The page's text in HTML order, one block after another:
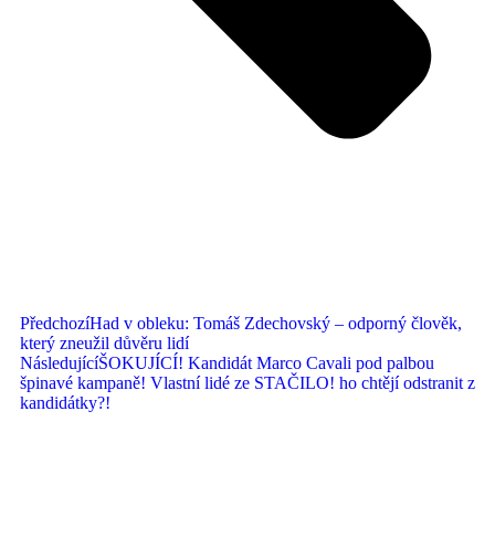
PředchozíHad v obleku: Tomáš Zdechovský – odporný člověk,
který zneužil důvěru lidí
NásledujícíŠOKUJÍCÍ! Kandidát Marco Cavali pod palbou
špinavé kampaně! Vlastní lidé ze STAČILO! ho chtějí odstranit z
kandidátky?!